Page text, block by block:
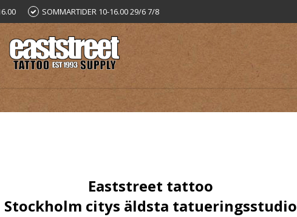
SOMMARTIDER 10-16.00 29/6 7/8
Eaststreet tattoo
Stockholm citys äldsta tatueringsstudio